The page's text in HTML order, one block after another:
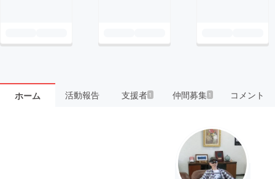
ホーム 活動報告 支援者 1 仲間募集 1 コメント